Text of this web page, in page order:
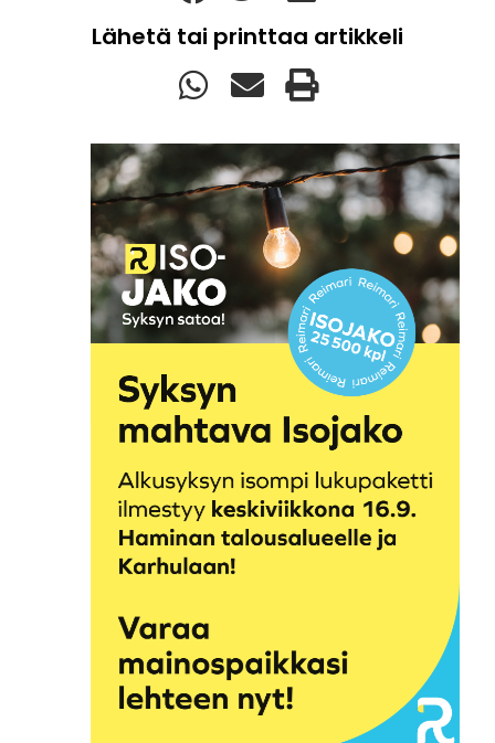
Lähetä tai printtaa artikkeli